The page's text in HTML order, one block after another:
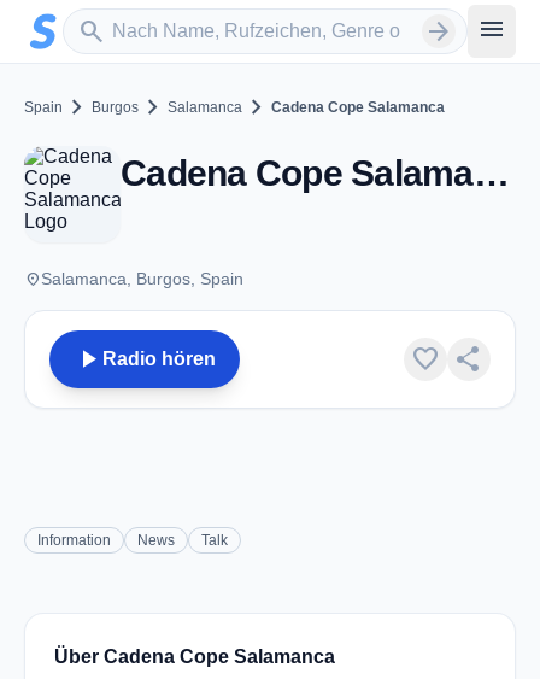
Zum Hauptinhalt springen
search
Sender suchen arrow_forward menu
Spain chevron_right Burgos chevron_right Salamanca chevron_right Cadena Cope Salamanca
Cadena Cope Salamanca - AM 1134 - Salamanca
placeSalamanca, Burgos, Spain
play_arrow Radio hören favorite share
Information News Talk
Über Cadena Cope Salamanca